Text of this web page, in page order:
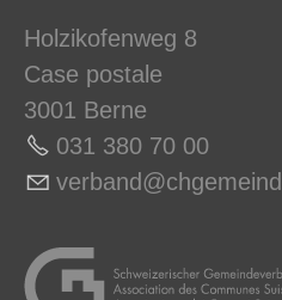
Holzikofenweg 8
Case postale
3001 Berne
031 380 70 00
v rb nd chg m nd